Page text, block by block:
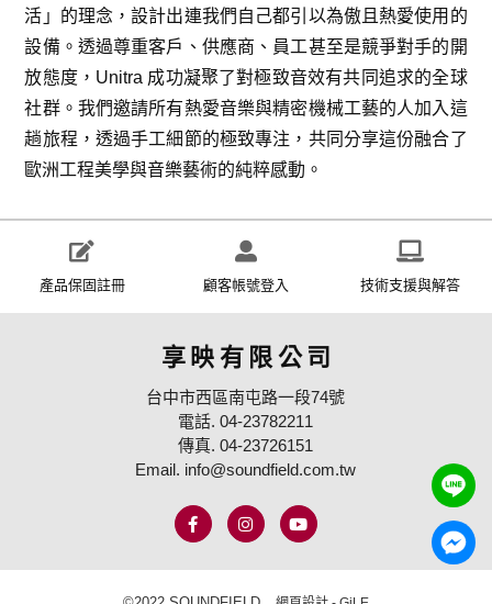
活」的理念，設計出連我們自己都引以為傲且熱愛使用的
設備。透過尊重客戶、供應商、員工甚至是競爭對手的開
放態度，Unitra 成功凝聚了對極致音效有共同追求的全球
社群。我們邀請所有熱愛音樂與精密機械工藝的人加入這
趟旅程，透過手工細節的極致專注，共同分享這份融合了
歐洲工程美學與音樂藝術的純粹感動。
產品保固註冊 顧客帳號登入 技術支援與解答
享映有限公司
台中市西區南屯路一段74號
電話. 04-23782211
傳真. 04-23726151
Email. info@soundfield.com.tw